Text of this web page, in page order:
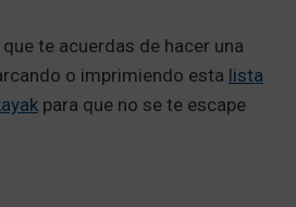
te acuerdas de hacer una
o imprimiendo esta lista
para que no se te escape